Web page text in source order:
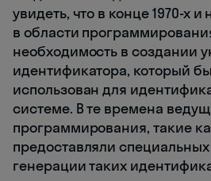
увидеть, что в конце 1970-х и
в области
необходимость в создании
идентификатора, который
использован для
системе. В те времена
программирования, такие
предоставляли
генерации таких